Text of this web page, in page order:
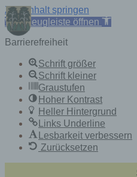
Zum Inhalt springen
Werkzeugleiste öffnen
Barrierefreiheit
Schrift größer
Schrift kleiner
Graustufen
Hoher Kontrast
Heller Hintergrund
Links Underline
Lesbarkeit verbessern
Zurücksetzen